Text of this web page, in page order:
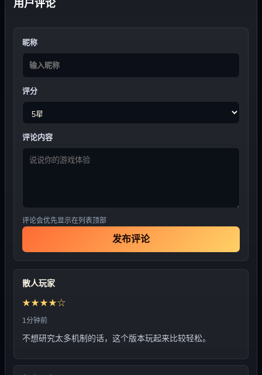
用户评论
昵称
评分
评论内容
评论会优先显示在列表顶部
发布评论
散人玩家
★★★★☆
1分钟前
不想研究太多机制的话，这个版本玩起来比较轻松。